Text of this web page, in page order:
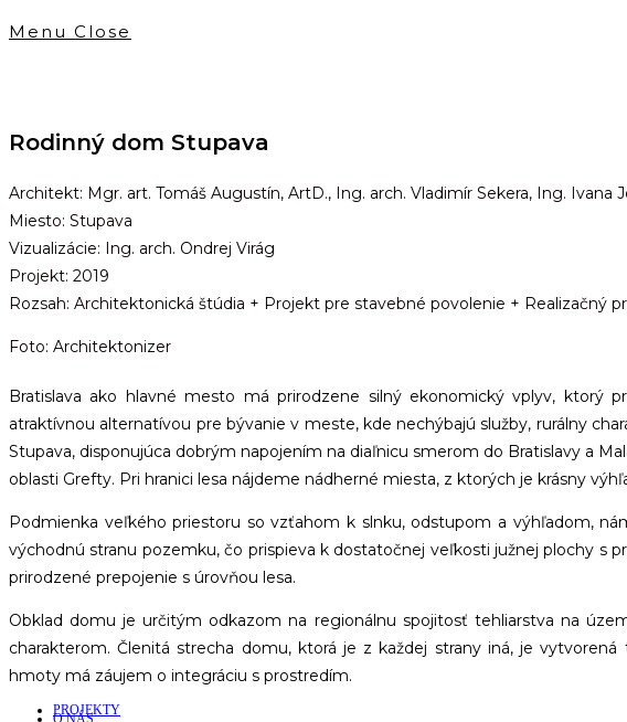
Menu Close
Rodinný dom Stupava
Architekt: Mgr. art. Tomáš Augustín, ArtD., Ing. arch. Vladimír Sekera, Ing. Ivana
Miesto: Stupava
Vizualizácie: Ing. arch. Ondrej Virág
Projekt: 2019
Rozsah: Architektonická štúdia + Projekt pre stavebné povolenie + Realizačný
Foto: Architektonizer
Bratislava ako hlavné mesto má prirodzene silný ekonomický vplyv,
atraktívnou alternatívou pre bývanie v meste, kde nechýbajú služby, rurálny
Stupava, disponujúca dobrým napojením na diaľnicu smerom do Bratislavy a
oblasti Grefty. Pri hranici lesa nájdeme nádherné miesta, z ktorých je krásny
Podmienka veľkého priestoru so vzťahom k slnku, odstupom a výhľadom,
východnú stranu pozemku, čo prispieva k dostatočnej veľkosti južnej plochy s
prirodzené prepojenie s úrovňou lesa.
Obklad domu je určitým odkazom na regionálnu spojitosť tehliarstva na
charakterom. Členitá strecha domu, ktorá je z každej strany iná, je
hmoty má záujem o integráciu s prostredím.
PROJEKTY
O NÁS